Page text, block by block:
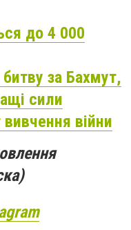
до 4 000
за Бахмут,
сили
війни